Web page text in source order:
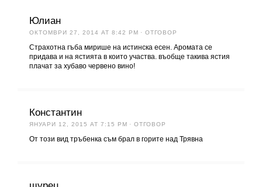
Юлиан
ОКТОМВРИ 27, 2014 AT 8:42 PM · ОТГОВОР
Страхотна гъба мирише на истинска есен. Аромата се
придава и на ястията в които участва. въобще такива ястия
плачат за хубаво червено вино!
Константин
ЯНУАРИ 12, 2015 AT 7:15 PM · ОТГОВОР
От този вид тръбенка съм брал в горите над Трявна